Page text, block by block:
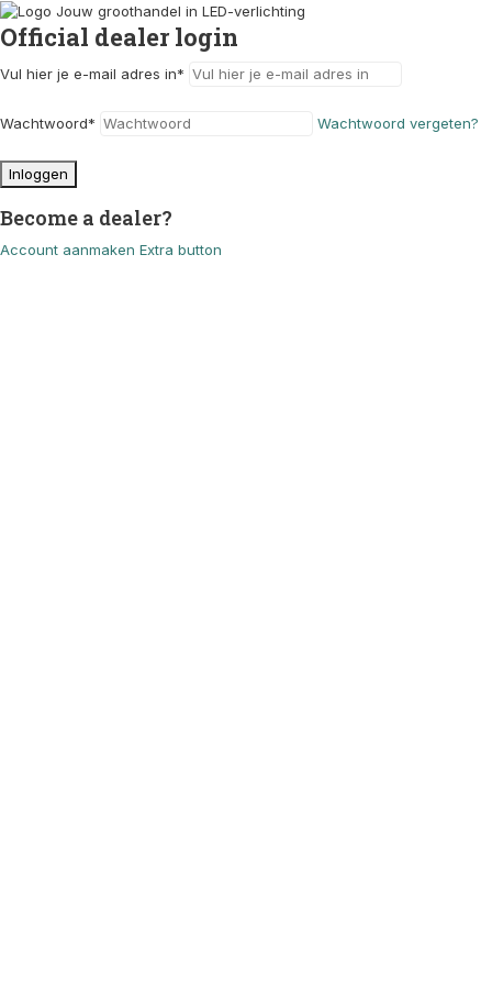
Official dealer login
Vul hier je e-mail adres in*
Wachtwoord* Wachtwoord vergeten?
Inloggen
Become a dealer?
Account aanmaken Extra button